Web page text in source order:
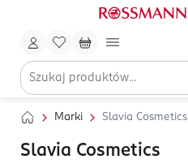
Marki Slavia Cosmetics
Slavia Cosmetics